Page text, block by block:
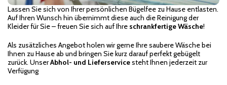
Lassen Sie sich von Ihrer persönlichen Bügelfee zu Hause entlasten.
Auf Ihren Wunsch hin übernimmt diese auch die Reinigung der
Kleider für Sie – freuen Sie sich auf Ihre schrankfertige Wäsche!
Als zusätzliches Angebot holen wir gerne Ihre saubere Wäsche bei
Ihnen zu Hause ab und bringen Sie kurz darauf perfekt gebügelt
zurück. UnserAbhol- und Lieferservicesteht Ihnen jederzeit zur
Verfügung